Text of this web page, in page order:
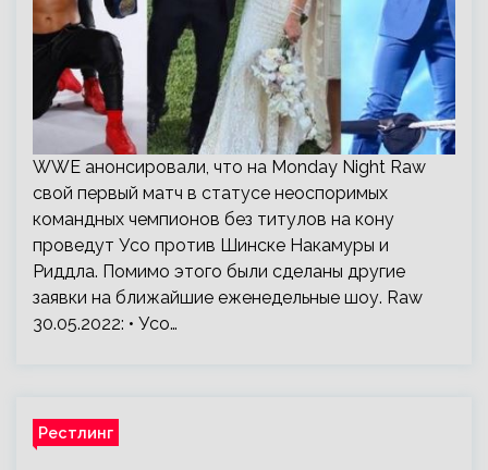
WWE анонсировали, что на Monday Night Raw
свой первый матч в статусе неоспоримых
командных чемпионов без титулов на кону
проведут Усо против Шинске Накамуры и
Риддла. Помимо этого были сделаны другие
заявки на ближайшие еженедельные шоу. Raw
30.05.2022: • Усо…
Рестлинг